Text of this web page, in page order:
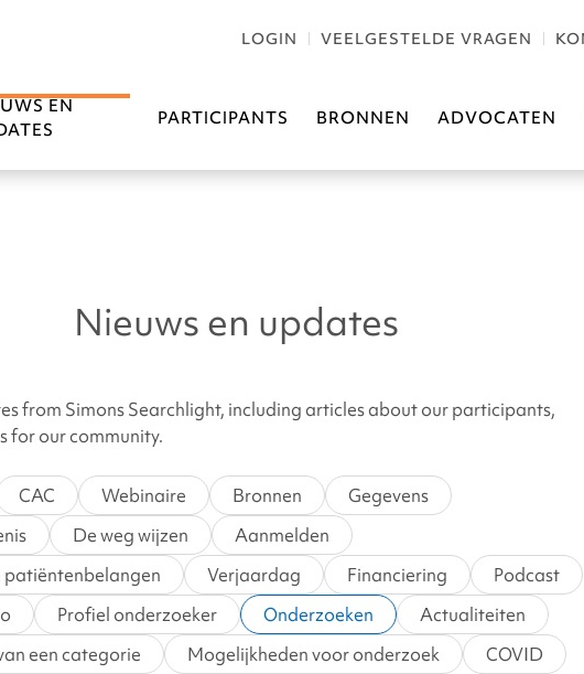
LOGIN VEELGESTELDE VRAGEN
EN
PARTICIPANTS BRONNEN ADVOCATEN
Nieuws en updates
from Simons Searchlight, including articles about our participants,
for our community.
CAC Webinaire Bronnen
Gegevens
De weg wijzen
Aanmelden
patiëntenbelangen
Verjaardag Financiering
Podcast
Profiel onderzoeker Onderzoeken
Actualiteiten
een categorie
Mogelijkheden voor onderzoek COVID